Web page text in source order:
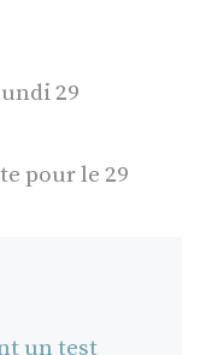
29
pour le 29
un test